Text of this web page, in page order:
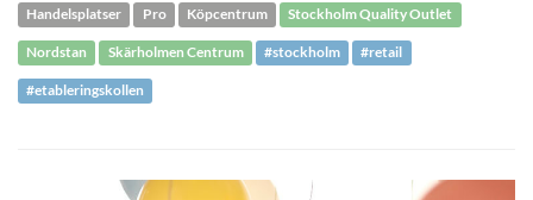
Handelsplatser Pro Köpcentrum Stockholm Quality Outlet
Nordstan Skärholmen Centrum #stockholm #retail
#etableringskollen